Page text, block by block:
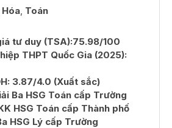
Hóa, Toán
tư duy (TSA):75.98/100
THPT Quốc Gia (2025):
3.87/4.0 (Xuất sắc)
Ba HSG Toán cấp Trường
HSG Toán cấp Thành phố
HSG Lý cấp Trường